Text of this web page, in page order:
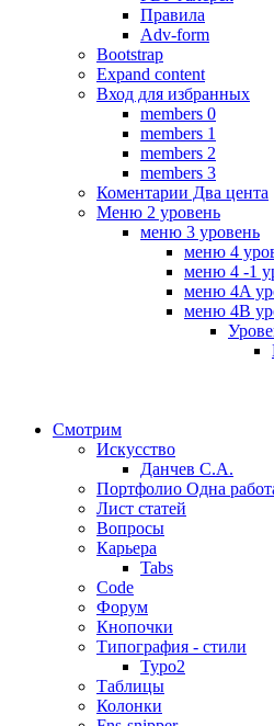
Правила
Adv-form
Bootstrap
Expand content
Вход для избранных
members 0
members 1
members 2
members 3
Коментарии Два цента
Меню 2 уровень
меню 3 уровень
меню 4
меню 4 -1
меню 4A
меню 4B
Смотрим
Искусство
Данчев С.А.
Портфолио Одна
Лист статей
Вопросы
Карьера
Tabs
Code
Форум
Кнопочки
Типография - стили
Typo2
Таблицы
Колонки